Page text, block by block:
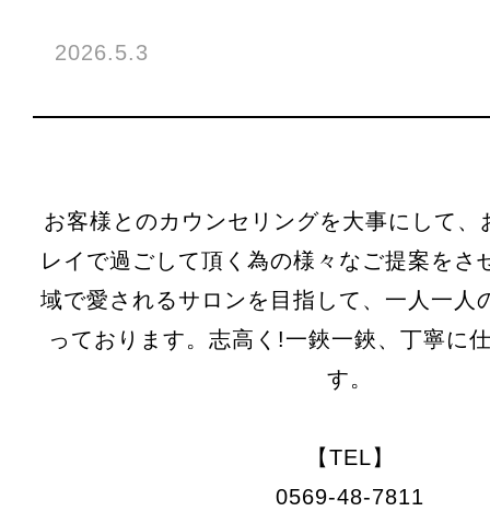
2026.5.3
お客様とのカウンセリングを大事にして、
レイで過ごして頂く為の様々なご提案をさ
域で愛されるサロンを目指して、一人一人
っております。志高く!一鋏一鋏、丁寧に
す。
【TEL】
0569-48-7811